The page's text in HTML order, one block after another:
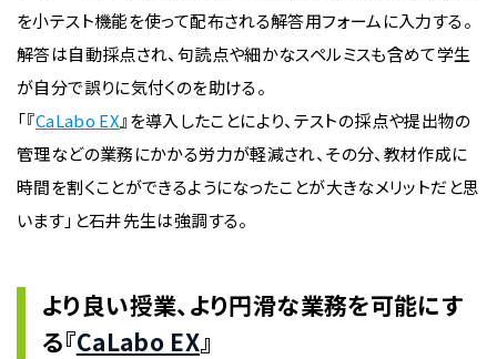
を小テスト機能を使って配布される解答用フォームに入力する。
解答は自動採点され、句読点や細かなスペルミスも含めて学生
が自分で誤りに気付くのを助ける。
「『CaLabo EX』を導入したことにより、テストの採点や提出物の
管理などの業務にかかる労力が軽減され、その分、教材作成に
時間を割くことができるようになったことが大きなメリットだと思
います」と石井先生は強調する。
より良い授業、より円滑な業務を可能にす
る『CaLabo EX』